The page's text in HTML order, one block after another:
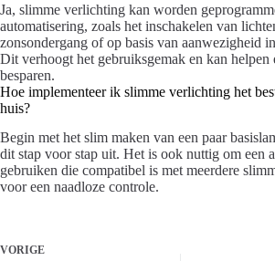
Ja, slimme verlichting kan worden
automatisering, zoals het inschakelen van
zonsondergang of op basis van aanwezigheid
Dit verhoogt het gebruiksgemak en kan helpen
besparen.
Hoe implementeer ik slimme verlichting het
huis?
Begin met het slim maken van een paar
dit stap voor stap uit. Het is ook nuttig om een
gebruiken die compatibel is met meerdere
voor een naadloze controle.
VORIGE